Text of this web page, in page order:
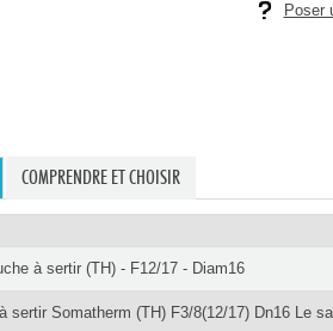
Poser
COMPRENDRE ET CHOISIR
à sertir (TH) - F12/17 - Diam16
sertir Somatherm (TH) F3/8(12/17) Dn16 Le